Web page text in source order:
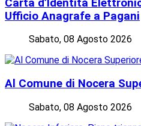
Carta d’Identità
Ufficio Anagrafe a Pagani
Sabato, 08 Agosto 2026
Al Comune di Nocera
Sabato, 08 Agosto 2026